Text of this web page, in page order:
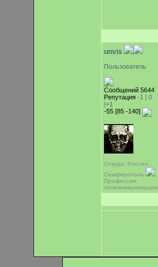
unvis
Пользователь
Сообщений 5644
Репутация -1 | 0
|+1
-55 [85 -140]
Откуда: Россия,
Симферополь
Профессия:
телекоммуникации